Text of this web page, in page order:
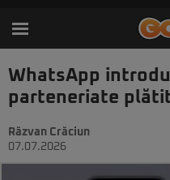
WhatsApp
parteneriate
Răzvan Crăciun
07.07.2026